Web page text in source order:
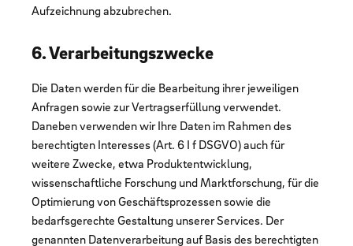
Aufzeichnung abzubrechen.
6. Verarbeitungszwecke
Die Daten werden für die Bearbeitung ihrer jeweiligen
Anfragen sowie zur Vertragserfüllung verwendet.
Daneben verwenden wir Ihre Daten im Rahmen des
berechtigten Interesses (Art. 6 I f DSGVO) auch für
weitere Zwecke, etwa Produktentwicklung,
wissenschaftliche Forschung und Marktforschung, für die
Optimierung von Geschäftsprozessen sowie die
bedarfsgerechte Gestaltung unserer Services. Der
genannten Datenverarbeitung auf Basis des berechtigten